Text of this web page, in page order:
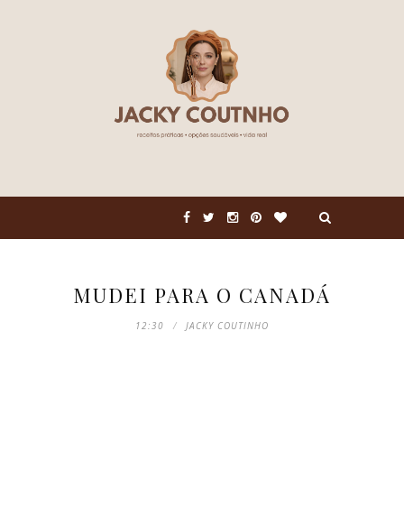
MUDEI PARA O CANADÁ
12:30 JACKY COUTINHO